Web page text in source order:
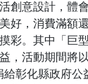
創意設計，體
好，消費滿額
彩。其中「巨
，活動期間將
給彰化縣政府公